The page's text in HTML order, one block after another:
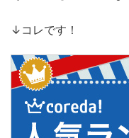
↓コレです！